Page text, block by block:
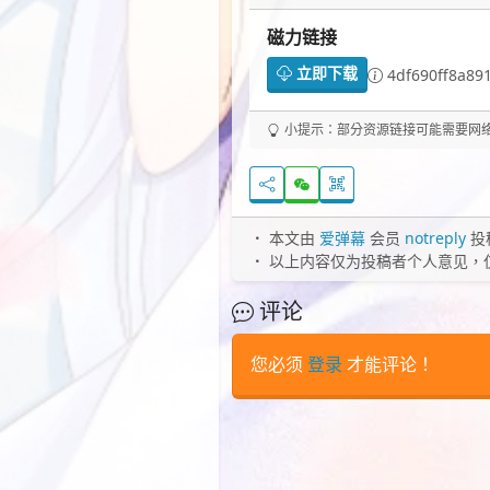
磁力链接
立即下载
小提示：部分资源链接可能需要
本文由 爱弹幕 会员 notreply 投
以上内容仅为投稿者个人意见
评论
您必须 登录 才能评论！